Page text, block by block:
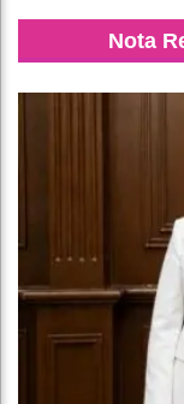
Nota